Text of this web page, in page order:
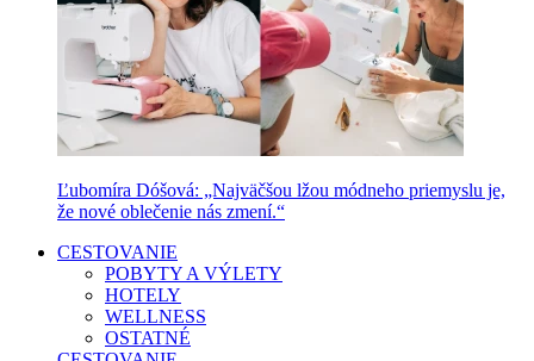
Ľubomíra Dóšová: „Najväčšou lžou módneho priemyslu je,
že nové oblečenie nás zmení.“
CESTOVANIE
POBYTY A VÝLETY
HOTELY
WELLNESS
OSTATNÉ